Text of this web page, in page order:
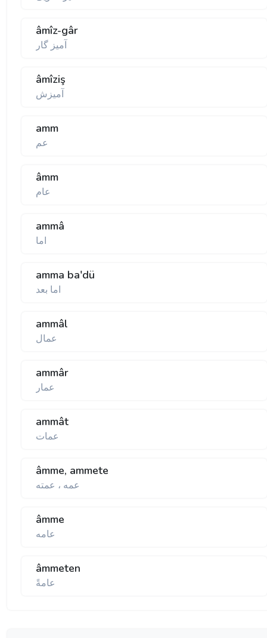
âmîz-gâr
آميز گار
âmîziş
آميزش
amm
عم
âmm
عام
ammâ
اما
amma ba'dü
اما بعد
ammâl
عمال
ammâr
عمار
ammât
عمات
âmme, ammete
عمه ، عمته
âmme
عامه
âmmeten
عامةً